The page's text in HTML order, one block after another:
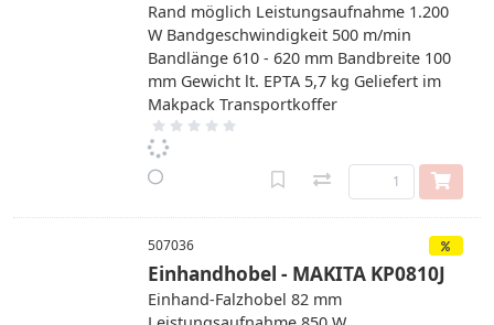
Rand möglich Leistungsaufnahme 1.200
W Bandgeschwindigkeit 500 m/min
Bandlänge 610 - 620 mm Bandbreite 100
mm Gewicht lt. EPTA 5,7 kg Geliefert im
Makpack Transportkoffer
507036
Einhandhobel - MAKITA KP0810J
Einhand-Falzhobel 82 mm